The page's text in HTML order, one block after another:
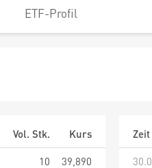
ETF-Profil
Vol. Stk.
Kurs
10
39,890
Zeit